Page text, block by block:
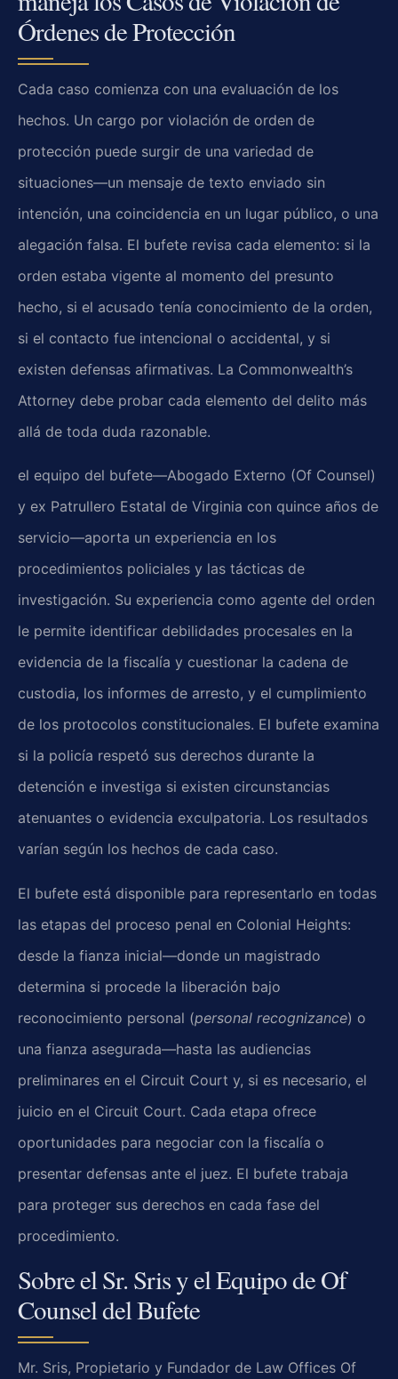
Órdenes de Protección
Cada caso comienza con una evaluación de los
hechos. Un cargo por violación de orden de
protección puede surgir de una variedad de
situaciones—un mensaje de texto enviado sin
intención, una coincidencia en un lugar público, o una
alegación falsa. El bufete revisa cada elemento: si la
orden estaba vigente al momento del presunto
hecho, si el acusado tenía conocimiento de la orden,
si el contacto fue intencional o accidental, y si
existen defensas afirmativas. La Commonwealth’s
Attorney debe probar cada elemento del delito más
allá de toda duda razonable.
el equipo del bufete—Abogado Externo (Of Counsel)
y ex Patrullero Estatal de Virginia con quince años de
servicio—aporta un experiencia en los
procedimientos policiales y las tácticas de
investigación. Su experiencia como agente del orden
le permite identificar debilidades procesales en la
evidencia de la fiscalía y cuestionar la cadena de
custodia, los informes de arresto, y el cumplimiento
de los protocolos constitucionales. El bufete examina
si la policía respetó sus derechos durante la
detención e investiga si existen circunstancias
atenuantes o evidencia exculpatoria. Los resultados
varían según los hechos de cada caso.
El bufete está disponible para representarlo en todas
las etapas del proceso penal en Colonial Heights:
desde la fianza inicial—donde un magistrado
determina si procede la liberación bajo
reconocimiento personal (personal recognizance) o
una fianza asegurada—hasta las audiencias
preliminares en el Circuit Court y, si es necesario, el
juicio en el Circuit Court. Cada etapa ofrece
oportunidades para negociar con la fiscalía o
presentar defensas ante el juez. El bufete trabaja
para proteger sus derechos en cada fase del
procedimiento.
Sobre el Sr. Sris y el Equipo de Of
Counsel del Bufete
Mr. Sris, Propietario y Fundador de Law Offices Of